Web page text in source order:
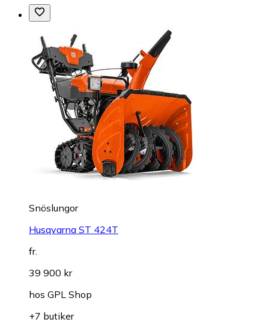
Snöslungor
Husqvarna ST 424T
fr.
39 900 kr
hos GPL Shop
+7 butiker